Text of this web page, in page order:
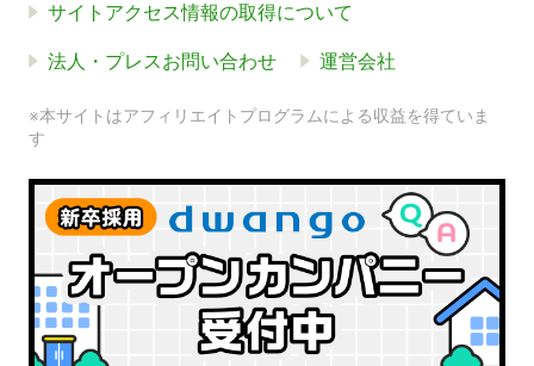
サイトアクセス情報の取得について
法人・プレスお問い合わせ 運営会社
※本サイトはアフィリエイトプログラムによる収益を得ていま
す